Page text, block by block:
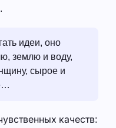
идеи, оно
землю и воду,
сырое и
качеств: